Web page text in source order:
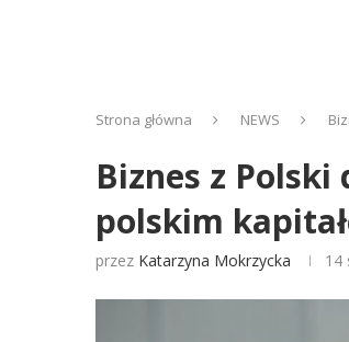
Strona główna NEWS
Biznes z
polskim
przez Katarzyna Mokrzycka 14